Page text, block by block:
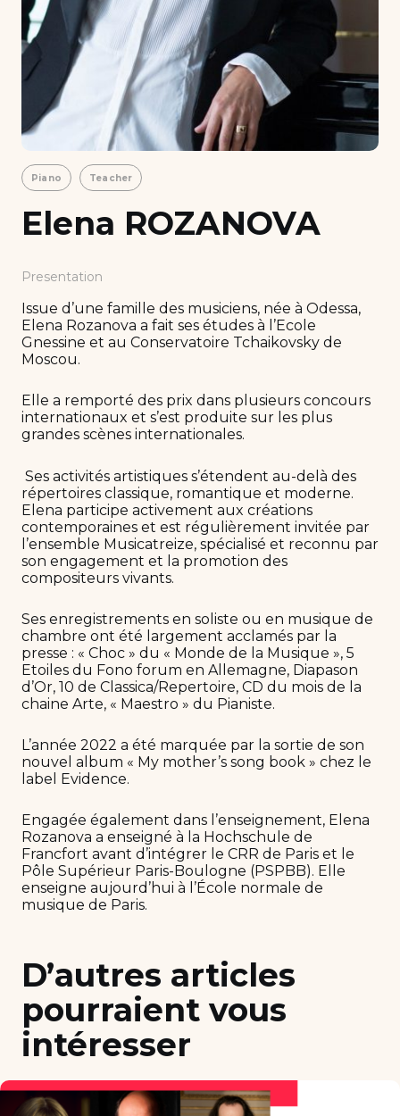
Piano Teacher
Elena ROZANOVA
Presentation
Issue d’une famille des musiciens, née à Odessa,
Elena Rozanova a fait ses études à l’Ecole
Gnessine et au Conservatoire Tchaikovsky de
Moscou.
Elle a remporté des prix dans plusieurs concours
internationaux et s’est produite sur les plus
grandes scènes internationales.
Ses activités artistiques s’étendent au-delà des
répertoires classique, romantique et moderne.
Elena participe activement aux créations
contemporaines et est régulièrement invitée par
l’ensemble Musicatreize, spécialisé et reconnu par
son engagement et la promotion des
compositeurs vivants.
Ses enregistrements en soliste ou en musique de
chambre ont été largement acclamés par la
presse : « Choc » du « Monde de la Musique », 5
Etoiles du Fono forum en Allemagne, Diapason
d’Or, 10 de Classica/Repertoire, CD du mois de la
chaine Arte, « Maestro » du Pianiste.
L’année 2022 a été marquée par la sortie de son
nouvel album « My mother’s song book » chez le
label Evidence.
Engagée également dans l’enseignement, Elena
Rozanova a enseigné à la Hochschule de
Francfort avant d’intégrer le CRR de Paris et le
Pôle Supérieur Paris-Boulogne (PSPBB). Elle
enseigne aujourd’hui à l’École normale de
musique de Paris.
D’autres articles
pourraient vous
intéresser